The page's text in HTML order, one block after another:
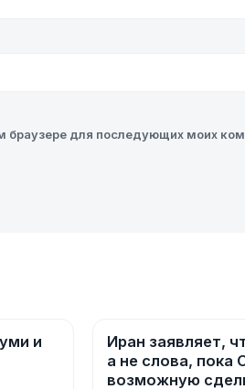
браузере для последующих моих
и
Новости
Иран заявляет,
а не слова,
возможную